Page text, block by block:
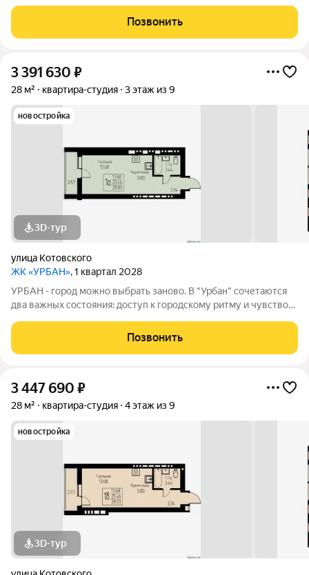
удобная городская база: понятные маршруты, близость
инфраструктуры,
Позвонить
3 391 630 ₽
28 м² квартира-студия 3 этаж из 9
новостройка
3D-тур
улица Котовского
ЖК «УРБАН», 1 квартал 2028
УРБАН - город можно выбрать заново. В "Урбан" сочетаются
два важных состояния: доступ к городскому ритму и чувство
удобная городская база: понятные маршруты, близость
инфраструктуры,
Позвонить
3 447 690 ₽
28 м² квартира-студия 4 этаж из 9
новостройка
3D-тур